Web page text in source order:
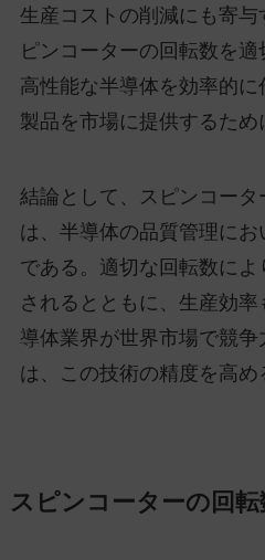
生産コストの削減にも寄
ピンコーターの回転数を適
高性能な半導体を効率的
製品を市場に提供するため
結論として、スピンコー
は、半導体の品質管理に
である。適切な回転数に
されるとともに、生産効
導体業界が世界市場で競
は、この技術の精度を高め
スピンコーターの回